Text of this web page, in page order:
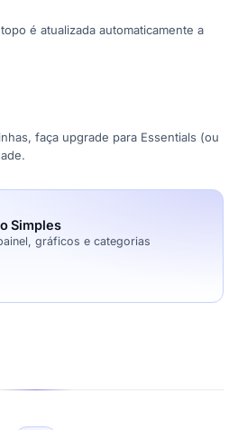
é atualizada automaticamente a
faça upgrade para Essentials (ou
Simples
gráficos e categorias